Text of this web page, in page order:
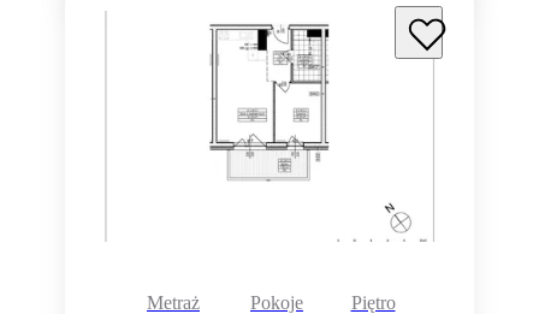
Metraż
Pokoje
Piętro